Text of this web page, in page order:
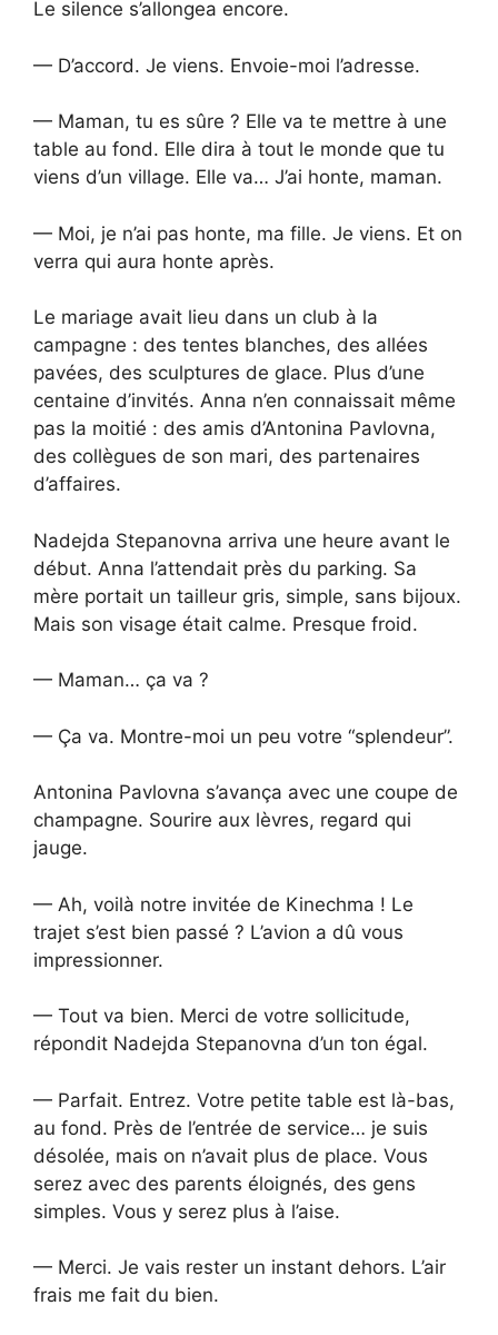
Le silence s’allongea encore.
— D’accord. Je viens. Envoie-moi l’adresse.
— Maman, tu es sûre ? Elle va te mettre à une
table au fond. Elle dira à tout le monde que tu
viens d’un village. Elle va… J’ai honte, maman.
— Moi, je n’ai pas honte, ma fille. Je viens. Et on
verra qui aura honte après.
Le mariage avait lieu dans un club à la
campagne : des tentes blanches, des allées
pavées, des sculptures de glace. Plus d’une
centaine d’invités. Anna n’en connaissait même
pas la moitié : des amis d’Antonina Pavlovna,
des collègues de son mari, des partenaires
d’affaires.
Nadejda Stepanovna arriva une heure avant le
début. Anna l’attendait près du parking. Sa
mère portait un tailleur gris, simple, sans bijoux.
Mais son visage était calme. Presque froid.
— Maman… ça va ?
— Ça va. Montre-moi un peu votre “splendeur”.
Antonina Pavlovna s’avança avec une coupe de
champagne. Sourire aux lèvres, regard qui
jauge.
— Ah, voilà notre invitée de Kinechma ! Le
trajet s’est bien passé ? L’avion a dû vous
impressionner.
— Tout va bien. Merci de votre sollicitude,
répondit Nadejda Stepanovna d’un ton égal.
— Parfait. Entrez. Votre petite table est là-bas,
au fond. Près de l’entrée de service… je suis
désolée, mais on n’avait plus de place. Vous
serez avec des parents éloignés, des gens
simples. Vous y serez plus à l’aise.
— Merci. Je vais rester un instant dehors. L’air
frais me fait du bien.